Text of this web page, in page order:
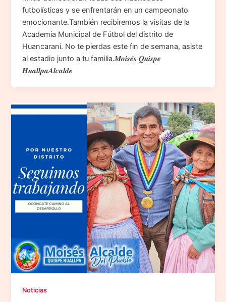
futbolísticas y se enfrentarán en un campeonato
emocionante.También recibiremos la visitas de la
Academia Municipal de Fútbol del distrito de
Huancarani. No te pierdas este fin de semana, asiste
al estadio junto a tu familia.𝑴𝒐𝒊𝒔𝒆́𝒔 𝑸𝒖𝒊𝒔𝒑𝒆
𝑯𝒖𝒂𝒍𝒍𝒑𝒂𝑨𝒍𝒄𝒂𝒍𝒅𝒆
Noticias